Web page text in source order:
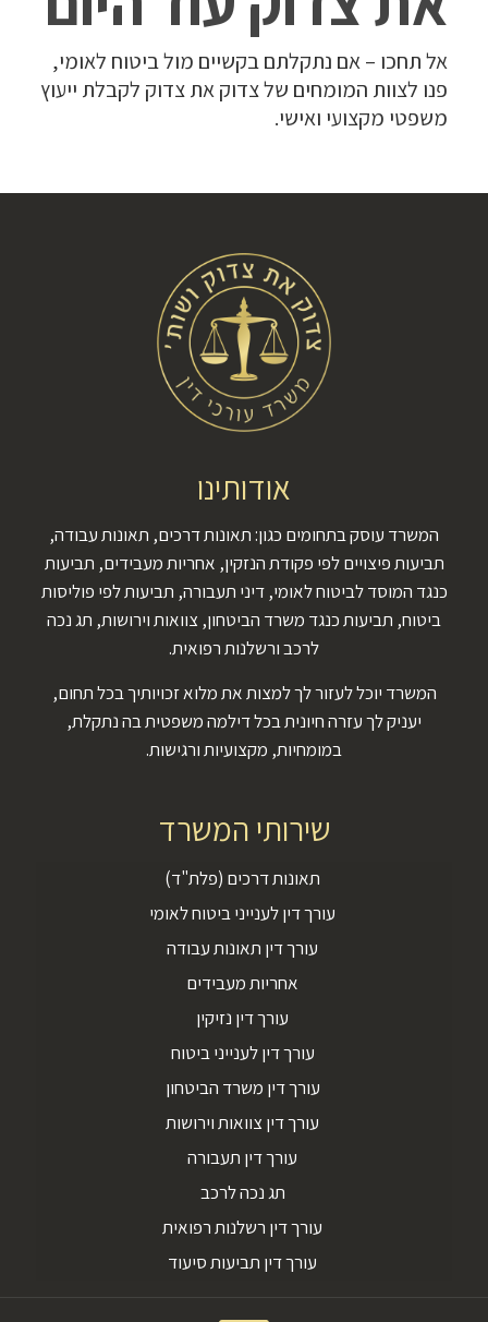
אל תחכו – אם נתקלתם בקשיים מול ביטוח לאומי,
פנו לצוות המומחים של צדוק את צדוק לקבלת ייעוץ
משפטי מקצועי ואישי.
אודותינו
המשרד עוסק בתחומים כגון: תאונות דרכים, תאונות עבודה,
תביעות פיצויים לפי פקודת הנזקין, אחריות מעבידים, תביעות
כנגד המוסד לביטוח לאומי, דיני תעבורה, תביעות לפי פוליסות
ביטוח, תביעות כנגד משרד הביטחון, צוואות וירושות, תג נכה
לרכב ורשלנות רפואית.
המשרד יוכל לעזור לך למצות את מלוא זכויותיך בכל תחום,
יעניק לך עזרה חיונית בכל דילמה משפטית בה נתקלת,
במומחיות, מקצועיות ורגישות.
שירותי המשרד
תאונות דרכים (פלת"ד)
עורך דין לענייני ביטוח לאומי
עורך דין תאונות עבודה
אחריות מעבידים
עורך דין נזיקין
עורך דין לענייני ביטוח
עורך דין משרד הביטחון
עורך דין צוואות וירושות
עורך דין תעבורה
תג נכה לרכב
עורך דין רשלנות רפואית
עורך דין תביעות סיעוד